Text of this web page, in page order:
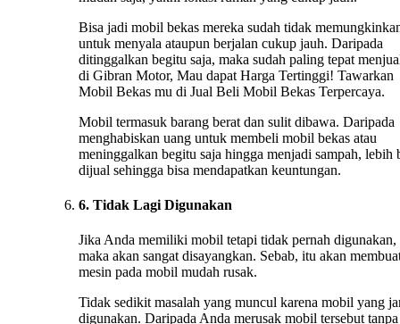
Bisa jadi mobil bekas mereka sudah tidak
untuk menyala ataupun berjalan cukup jauh. Daripada
ditinggalkan begitu saja, maka sudah paling tepat
di Gibran Motor, Mau dapat Harga Tertinggi! Tawarkan
Mobil Bekas mu di Jual Beli Mobil Bekas Terpercaya.
Mobil termasuk barang berat dan sulit dibawa. Daripada
menghabiskan uang untuk membeli mobil bekas atau
meninggalkan begitu saja hingga menjadi sampah, lebih
dijual sehingga bisa mendapatkan keuntungan.
6. Tidak Lagi Digunakan
Jika Anda memiliki mobil tetapi tidak pernah digunakan,
maka akan sangat disayangkan. Sebab, itu akan
mesin pada mobil mudah rusak.
Tidak sedikit masalah yang muncul karena mobil yang
digunakan. Daripada Anda merusak mobil tersebut tanpa